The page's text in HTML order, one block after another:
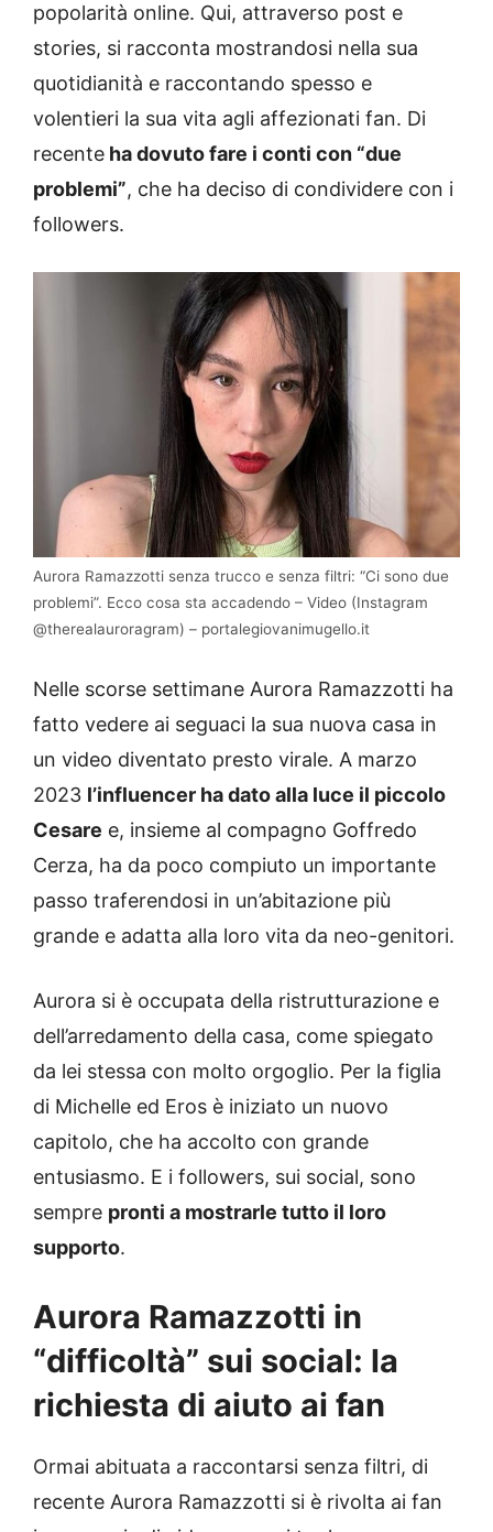
popolarità online. Qui, attraverso post e
stories, si racconta mostrandosi nella sua
quotidianità e raccontando spesso e
volentieri la sua vita agli affezionati fan. Di
recente ha dovuto fare i conti con “due
problemi”, che ha deciso di condividere con i
followers.
Aurora Ramazzotti senza trucco e senza filtri: “Ci sono due
problemi”. Ecco cosa sta accadendo – Video (Instagram
@therealauroragram) – portalegiovanimugello.it
Nelle scorse settimane Aurora Ramazzotti ha
fatto vedere ai seguaci la sua nuova casa in
un video diventato presto virale. A marzo
2023 l’influencer ha dato alla luce il piccolo
Cesare e, insieme al compagno Goffredo
Cerza, ha da poco compiuto un importante
passo traferendosi in un’abitazione più
grande e adatta alla loro vita da neo-genitori.
Aurora si è occupata della ristrutturazione e
dell’arredamento della casa, come spiegato
da lei stessa con molto orgoglio. Per la figlia
di Michelle ed Eros è iniziato un nuovo
capitolo, che ha accolto con grande
entusiasmo. E i followers, sui social, sono
sempre pronti a mostrarle tutto il loro
supporto.
Aurora Ramazzotti in
“difficoltà” sui social: la
richiesta di aiuto ai fan
Ormai abituata a raccontarsi senza filtri, di
recente Aurora Ramazzotti si è rivolta ai fan